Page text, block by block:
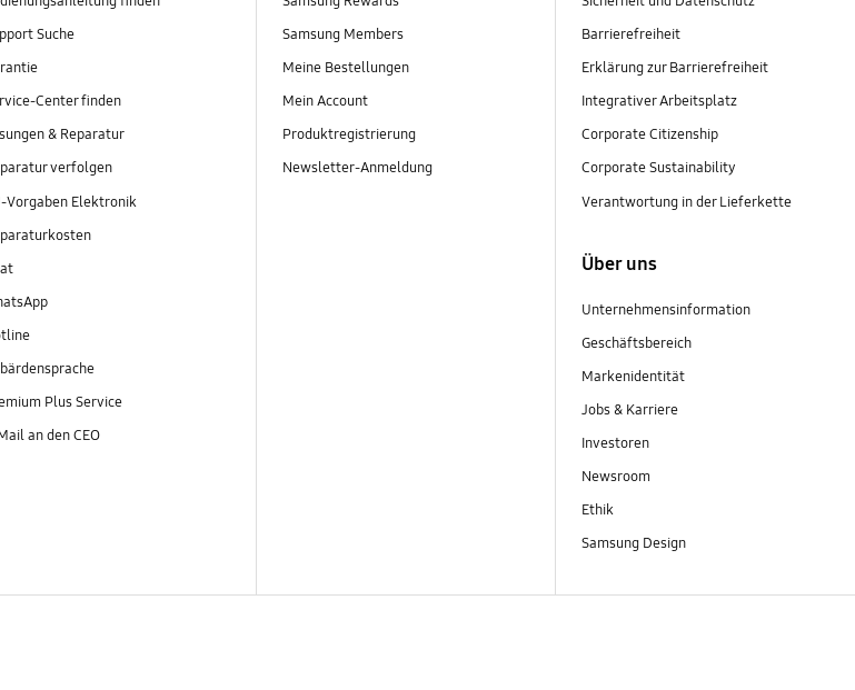
Suche
Center finden
& Reparatur
verfolgen
Vorgaben Elektronik
Plus Service
an den CEO
Samsung Members
Meine Bestellungen
Mein Account
Produktregistrierung
Newsletter-Anmeldung
Barrierefreiheit
Erklärung zur Barrierefreiheit
Integrativer Arbeitsplatz
Corporate Citizenship
Corporate Sustainability
Verantwortung in der Lieferkette
Über uns
Unternehmensinformation
Geschäftsbereich
Markenidentität
Jobs & Karriere
Investoren
Newsroom
Ethik
Samsung Design